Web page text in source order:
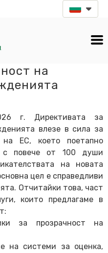
на
г. Директивата за
влезе в сила за
ЕС, което поетапно
с повече от 100 души
на новата
цел е справедливи
Отчитайки това, част
които предлагаме в
за прозрачност на
на системи за оценка,